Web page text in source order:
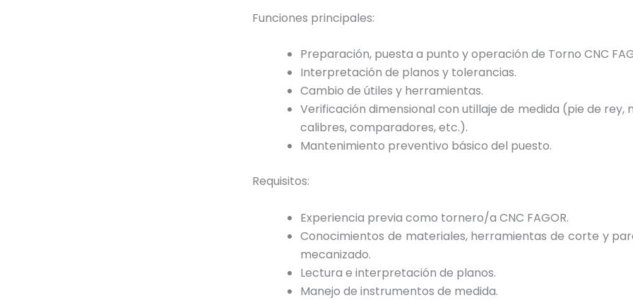
Funciones principales:
Preparación, puesta a punto y operación de Torno CNC
Interpretación de planos y tolerancias.
Cambio de útiles y herramientas.
Verificación dimensional con utillaje de medida (pie de rey,
calibres, comparadores, etc.).
Mantenimiento preventivo básico del puesto.
Requisitos:
Experiencia previa como tornero/a CNC FAGOR.
Conocimientos de materiales, herramientas de corte y
mecanizado.
Lectura e interpretación de planos.
Manejo de instrumentos de medida.